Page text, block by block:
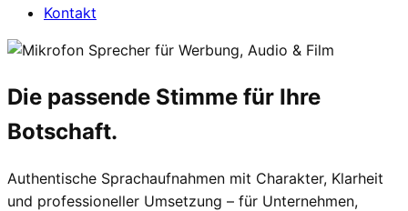
Kontakt
Sprecher für Werbung, Audio & Film
Die passende Stimme für Ihre
Botschaft.
Authentische Sprachaufnahmen mit Charakter, Klarheit
und professioneller Umsetzung – für Unternehmen,